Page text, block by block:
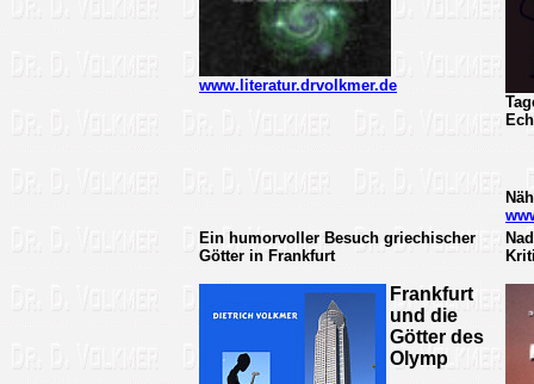
www.literatur.drvolkmer.de
Ein humorvoller Besuch griechischer
Götter in Frankfurt
Frankfurt
und die
Götter des
Olymp